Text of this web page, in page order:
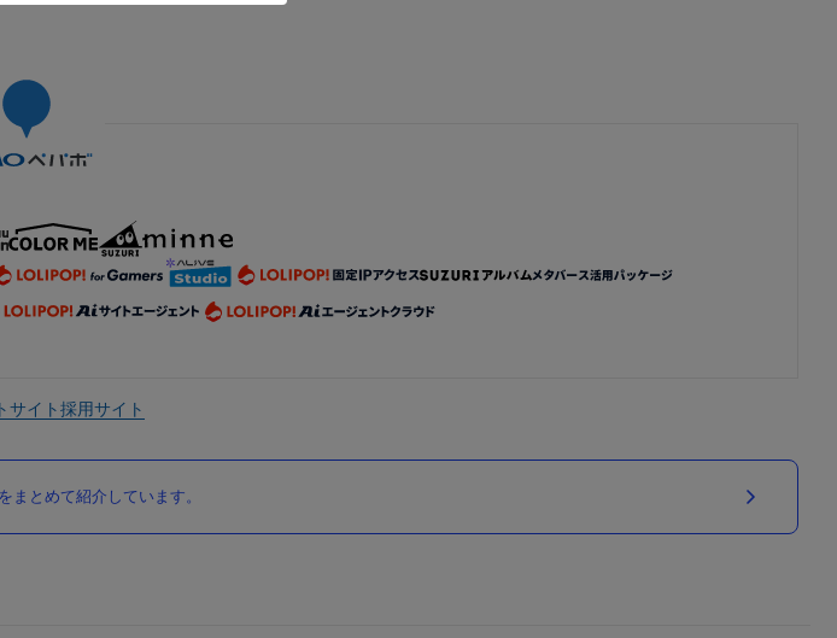
サイト採用サイト
とめて紹介しています。